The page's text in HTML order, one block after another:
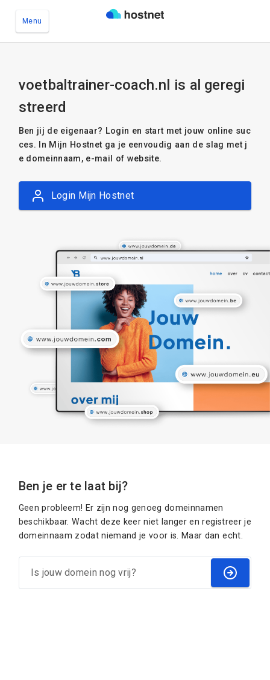
Menu
voetbaltrainer-coach.nl is al geregi
streerd
Ben jij de eigenaar? Login en start met jouw online suc
ces. In Mijn Hostnet ga je eenvoudig aan de slag met j
e domeinnaam, e-mail of website.
Login Mijn Hostnet
Ben je er te laat bij?
Geen probleem! Er zijn nog genoeg domeinnamen
beschikbaar. Wacht deze keer niet langer en registreer je
domeinnaam zodat niemand je voor is. Maar dan echt.